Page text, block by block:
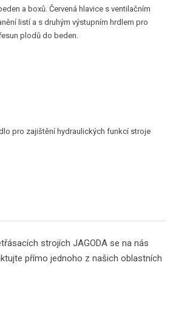
a boxů. Červená hlavice s ventilačním
listí a s druhým výstupním hrdlem pro
plodů do beden.
pro zajištění hydraulických funkcí stroje
strojích JAGODA se na nás
přímo jednoho z našich oblastních